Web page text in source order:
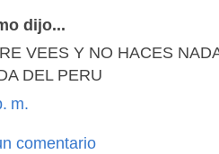
dijo...
VEES Y NO HACES
DEL PERU
m.
comentario